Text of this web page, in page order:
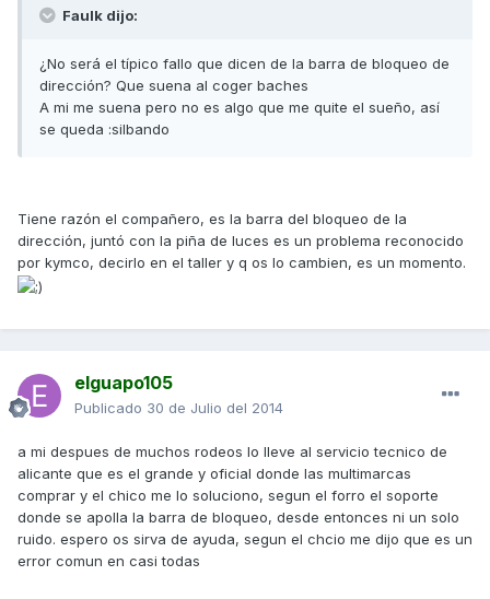
Faulk dijo:
¿No será el típico fallo que dicen de la barra de bloqueo de
dirección? Que suena al coger baches
A mi me suena pero no es algo que me quite el sueño, así
se queda :silbando
Tiene razón el compañero, es la barra del bloqueo de la
dirección, juntó con la piña de luces es un problema reconocido
por kymco, decirlo en el taller y q os lo cambien, es un momento.
elguapo105
Publicado 30 de Julio del 2014
a mi despues de muchos rodeos lo lleve al servicio tecnico de
alicante que es el grande y oficial donde las multimarcas
comprar y el chico me lo soluciono, segun el forro el soporte
donde se apolla la barra de bloqueo, desde entonces ni un solo
ruido. espero os sirva de ayuda, segun el chcio me dijo que es un
error comun en casi todas